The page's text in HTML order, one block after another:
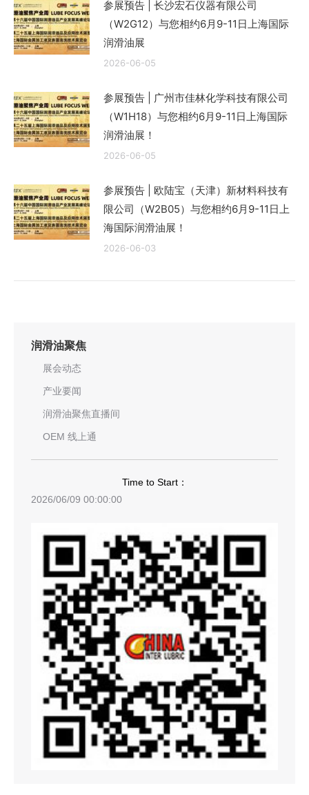
参展预告 | 长沙宏石仪器有限公司
（W2G12）与您相约6月9-11日上海国际
润滑油展
2026-06-05
参展预告 | 广州市佳林化学科技有限公司
（W1H18）与您相约6月9-11日上海国际
润滑油展！
2026-06-05
参展预告 | 欧陆宝（天津）新材料科技有
限公司（W2B05）与您相约6月9-11日上
海国际润滑油展！
2026-06-03
润滑油聚焦
展会动态
产业要闻
润滑油聚焦直播间
OEM 线上通
Time to Start：
2026/06/09 00:00:00